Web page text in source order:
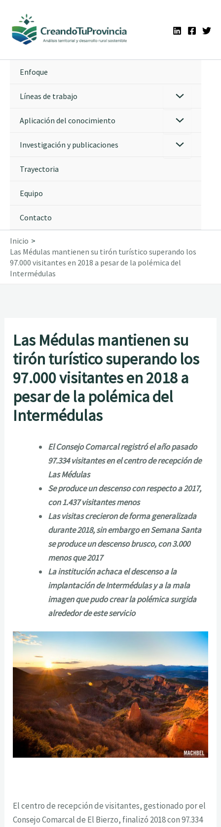
contenido
Enfoque
Líneas de trabajo
Aplicación del conocimiento
Investigación y publicaciones
Trayectoria
Equipo
Contacto
Inicio
Las Médulas mantienen su tirón turístico superando los
97.000 visitantes en 2018 a pesar de la polémica del
Intermédulas
Las Médulas mantienen su
tirón turístico superando los
97.000 visitantes en 2018 a
pesar de la polémica del
Intermédulas
El Consejo Comarcal registró el año pasado
97.334 visitantes en el centro de recepción de
Las Médulas
Se produce un descenso con respecto a 2017,
con 1.437 visitantes menos
Las visitas crecieron de forma generalizada
durante 2018, sin embargo en Semana Santa
se produce un descenso brusco, con 3.000
menos que 2017
La institución achaca el descenso a la
implantación de Intermédulas y a la mala
imagen que pudo crear la polémica surgida
alrededor de este servicio
El centro de recepción de visitantes, gestionado por el
Consejo Comarcal de El Bierzo, finalizó 2018 con 97.334